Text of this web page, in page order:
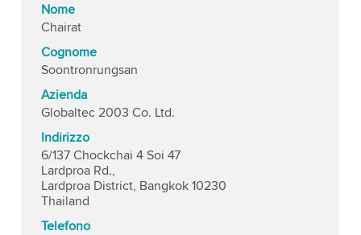
Nome
Chairat
Cognome
Soontronrungsan
Azienda
Globaltec 2003 Co. Ltd.
Indirizzo
6/137 Chockchai 4 Soi 47
Lardproa Rd.,
Lardproa District, Bangkok 10230
Thailand
Telefono